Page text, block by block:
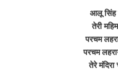
आलू सिंह
तेरी
परचम
परचम
तेरे